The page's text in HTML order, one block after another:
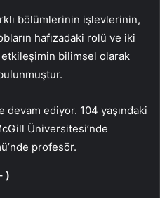
bölümlerinin işlevlerinin,
hafızadaki rolü ve iki
bilimsel olarak
devam ediyor. 104 yaşındaki
Üniversitesi’nde
profesör.
)